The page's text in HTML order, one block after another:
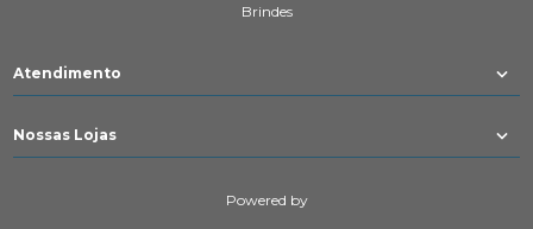
Brindes
Atendimento
Nossas Lojas
Powered by